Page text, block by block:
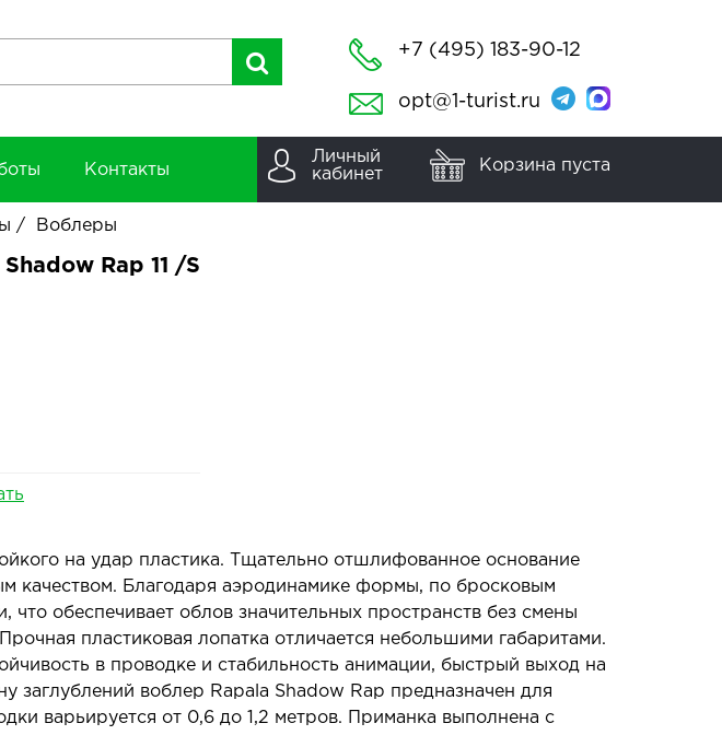
+7 (495) 183-90-12
opt@1-turist.ru
Контакты
Личный
кабинет
Корзина пуста
/ Воблеры
Rap 11 /S
на удар пластика. Тщательно отшлифованное основание
качеством. Благодаря аэродинамике формы, по бросковым
обеспечивает облов значительных пространств без смены
пластиковая лопатка отличается небольшими габаритами.
в проводке и стабильность анимации, быстрый выход на
заглублений воблер Rapala Shadow Rap предназначен для
варьируется от 0,6 до 1,2 метров. Приманка выполнена с